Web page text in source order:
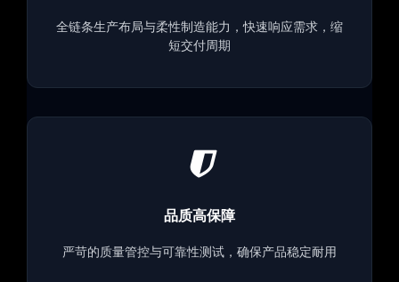
全链条生产布局与柔性制造能力，快速响应需求，缩
短交付周期
品质高保障
严苛的质量管控与可靠性测试，确保产品稳定耐用